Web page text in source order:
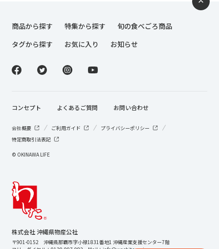
商品から探す 特集から探す
旬の食べごろ商品
タグから探す
お気に入り お知らせ
コンセプト よくあるご質問 お問い合わせ
会社概要 ご利用ガイド
プライバシーポリシー
特定商取引法表記
© OKINAWA LIFE
株式会社 沖縄県物産公社
〒901-0152 沖縄県那覇市字小禄1831番地1 沖縄産業支援センター7階